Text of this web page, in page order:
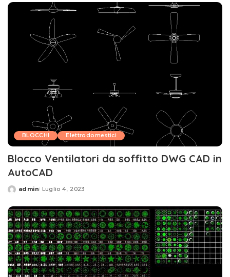
BLOCCHI Elettrodomestici
Blocco Ventilatori da soffitto DWG CAD in
AutoCAD
Posted
admin Luglio 4, 2023